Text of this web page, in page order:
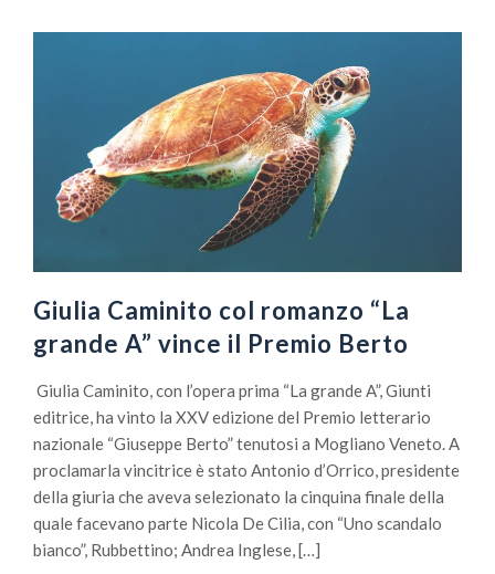
Giulia Caminito col romanzo “La
grande A” vince il Premio Berto
Giulia Caminito, con l’opera prima “La grande A”, Giunti
editrice, ha vinto la XXV edizione del Premio letterario
nazionale “Giuseppe Berto” tenutosi a Mogliano Veneto. A
proclamarla vincitrice è stato Antonio d’Orrico, presidente
della giuria che aveva selezionato la cinquina finale della
quale facevano parte Nicola De Cilia, con “Uno scandalo
bianco”, Rubbettino; Andrea Inglese, […]